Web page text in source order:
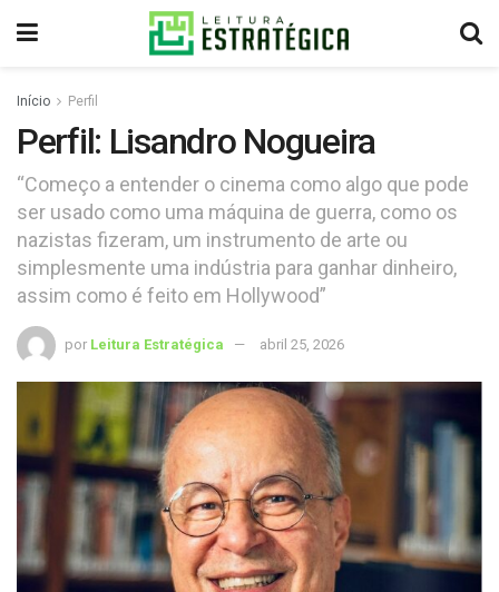
Início Perfil
Perfil: Lisandro Nogueira
“Começo a entender o cinema como algo que pode
ser usado como uma máquina de guerra, como os
nazistas fizeram, um instrumento de arte ou
simplesmente uma indústria para ganhar dinheiro,
assim como é feito em Hollywood”
por Leitura Estratégica abril 25, 2026